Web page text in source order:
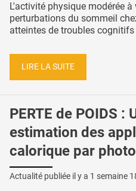
L'activité physique modérée
perturbations du sommeil
atteintes de troubles cognitifs
LIRE LA SUITE
PERTE de POIDS :
estimation des
calorique par photo
Actualité publiée il y a 1 semaine